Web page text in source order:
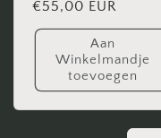
Normale
prijs
€55,00 EUR
Aan
Winkelmandje
toevoegen